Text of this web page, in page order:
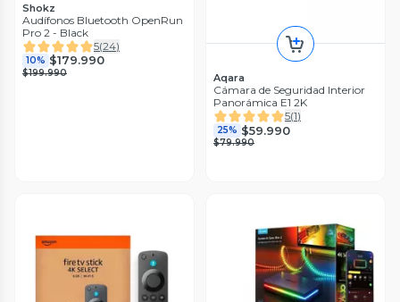
Shokz
Audífonos Bluetooth OpenRun
Pro 2 - Black
5(24)
10% $179.990
$199.990 Aqara
Cámara de Seguridad Interior
Panorámica E1 2K
5(1)
25% $59.990
$79.990